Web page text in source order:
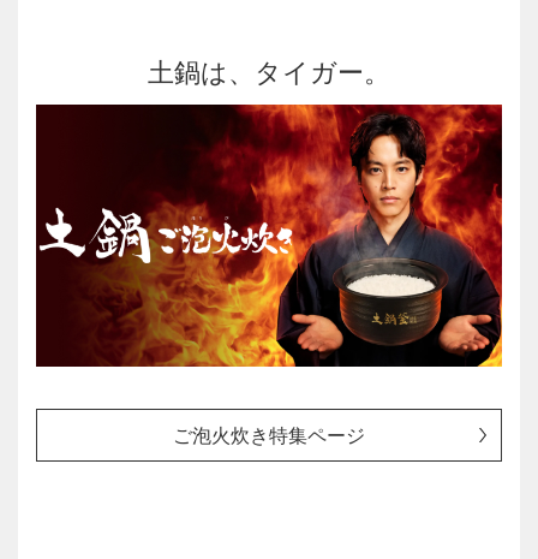
土鍋は、タイガー。
ご泡火炊き特集ページ